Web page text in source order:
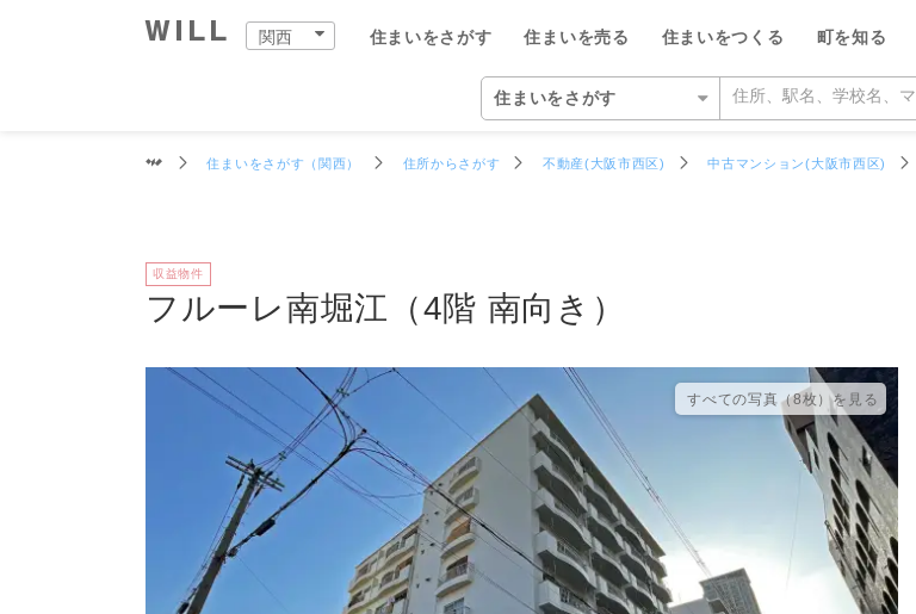
関西 住まいをさがす 住まいを売る 住まいをつくる 町を知る
住まいをさがす
住まいをさがす
営業所をさがす
スタッフをさがす
住まいをさがす（関西）
沿線・駅からさがす
学校区からさがす
特徴からさがす
投資用物件をさがす
新着物件をさがす
価格変更物件をさがす
設備からさがす
新着物件お
相場データ
買替えシミ
買替え成功
不動産相場
購入時・購
不動産用語
住まいを売る（関西）
買いたい人が集まる3つの理由
住まいの魅力を引き出す宣伝力
チームで売却をサポート
建物の検査と保証サービス
AI査定＋チ
相場データ
買替えシミ
お客さまの
売主さま向
割引サービ
中古×リフォーム（関西）
中古×リフォームとは
リフォーム一体型住宅ローン
工事の様子を共有するイエナカログ
安心の自社施工・自社管理体制
ウィルの中
知っておき
購入時・購
リフォーム
町を知る（関西）
伊丹市
西宮市
芦屋市
川西市
川辺郡猪名川町
神戸市東灘区
豊中市
吹田市
豊能郡豊能町
茨木市
摂津市
高槻市
関西の店舗一覧
西宮営業所
岡本営業所
塚口営業所
伊丹営業所
川西営業所
江坂営業所
茨木営業所
高槻営業所
本町営業所
ウィルグループの全スタッフ
ウィル空間デザインのスタッフ
ウィルフィナンシャルコミュニケーシ
ョンズのスタッフ
デザイン
企業情報
トップメッセージ
開発分譲実績
本社へのアクセス
採用情報
ワンストップサービス
不動産流通事業
リフォーム・リノベーション事業
開発分譲事業
ファイナンシャルプランニング事業
家具事業
賃貸事業
投資家の皆
決算発表
IRカレンダー
IRライブラ
電子公告
株式関連情報
フルーレ南堀江 2,000 万円 物件番号 674865R
住まいをさがす（関西） 住所からさがす 不動産(大阪市西区) 中古マンション(大阪市西区)
収益物件
フルーレ南堀江（4階 南向き）
すべての写真（8枚）を⾒る